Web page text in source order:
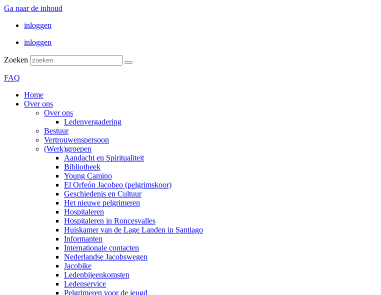
Ga naar de inhoud
inloggen
inloggen
Zoeken
FAQ
Home
Over ons
Over ons
Ledenvergadering
Bestuur
Vertrouwenspersoon
(Werk)groepen
Aandacht en Spiritualiteit
Bibliotheek
Young Camino
El Orfeón Jacobeo (pelgrimskoor)
Geschiedenis en Cultuur
Het nieuwe pelgrimeren
Hospitaleren
Hospitaleren in Roncesvalles
Huiskamer van de Lage Landen in Santiago
Informanten
Internationale contacten
Nederlandse Jacobswegen
Jacobike
Ledenbijeenkomsten
Ledenservice
Pelgrimeren voor de jeugd